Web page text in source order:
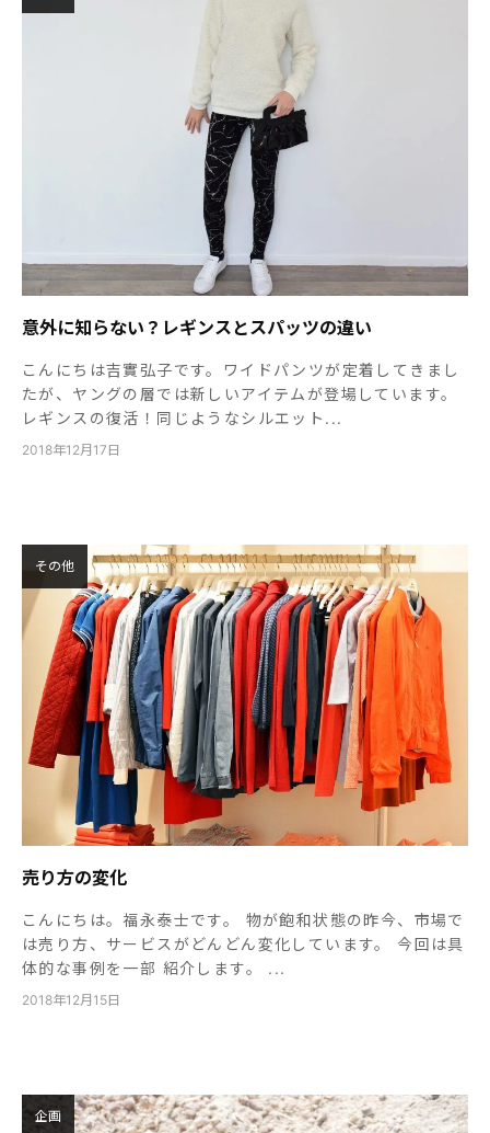
意外に知らない？レギンスとスパッツの違い
こんにちは吉實弘子です。ワイドパンツが定着してきまし
たが、ヤングの層では新しいアイテムが登場しています。
レギンスの復活！同じようなシルエット...
2018年12月17日
その他
売り方の変化
こんにちは。福永泰士です。 物が飽和状態の昨今、市場で
は売り方、サービスがどんどん変化しています。 今回は具
体的な事例を一部 紹介します。 ...
2018年12月15日
企画